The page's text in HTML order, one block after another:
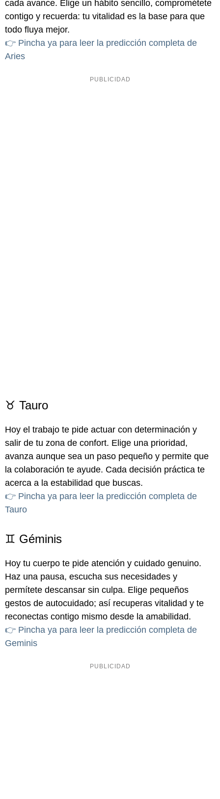
cada avance. Elige un hábito sencillo, comprométete
contigo y recuerda: tu vitalidad es la base para que
todo fluya mejor.
👉 Pincha ya para leer la predicción completa de
Aries
♉ Tauro
Hoy el trabajo te pide actuar con determinación y
salir de tu zona de confort. Elige una prioridad,
avanza aunque sea un paso pequeño y permite que
la colaboración te ayude. Cada decisión práctica te
acerca a la estabilidad que buscas.
👉 Pincha ya para leer la predicción completa de
Tauro
♊ Géminis
Hoy tu cuerpo te pide atención y cuidado genuino.
Haz una pausa, escucha sus necesidades y
permítete descansar sin culpa. Elige pequeños
gestos de autocuidado; así recuperas vitalidad y te
reconectas contigo mismo desde la amabilidad.
👉 Pincha ya para leer la predicción completa de
Geminis